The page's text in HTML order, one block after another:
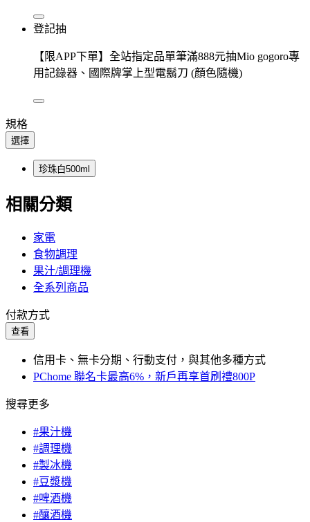
登記抽
【限APP下單】全站指定品單筆滿888元抽Mio gogoro專
用記錄器、國際牌掌上型電鬍刀 (顏色隨機)
規格
選擇
珍珠白500ml
相關分類
家電
食物調理
果汁/調理機
全系列商品
付款方式
查看
信用卡、無卡分期、行動支付，與其他多種方式
PChome 聯名卡最高6%，新戶再享首刷禮800P
搜尋更多
#果汁機
#調理機
#製冰機
#豆漿機
#啤酒機
#釀酒機